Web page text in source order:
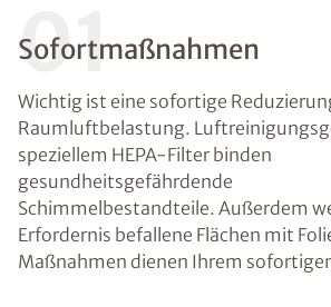
01
Sofortmaßnahmen
Wichtig ist eine sofortige
Raumluftbelastung.
speziellem HEPA-Filter binden
gesundheitsgefährdende
Schimmelbestandteile. Außerdem
Erfordernis befallene Flächen mit
Maßnahmen dienen Ihrem